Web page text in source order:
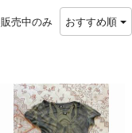
販売中のみ おすすめ順